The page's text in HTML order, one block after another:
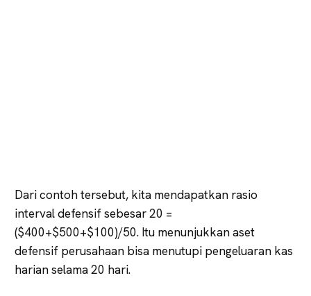
Dari contoh tersebut, kita mendapatkan rasio
interval defensif sebesar 20 =
($400+$500+$100)/50. Itu menunjukkan aset
defensif perusahaan bisa menutupi pengeluaran kas
harian selama 20 hari.